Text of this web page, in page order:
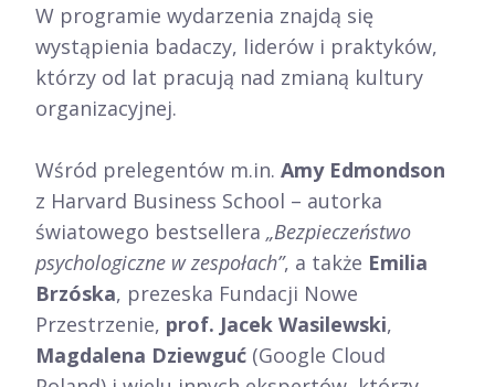
W programie wydarzenia znajdą się
wystąpienia badaczy, liderów i praktyków,
którzy od lat pracują nad zmianą kultury
organizacyjnej.
Wśród prelegentów m.in. Amy Edmondson
z Harvard Business School – autorka
światowego bestsellera „Bezpieczeństwo
psychologiczne w zespołach”, a także Emilia
Brzóska, prezeska Fundacji Nowe
Przestrzenie, prof. Jacek Wasilewski,
Magdalena Dziewguć (Google Cloud